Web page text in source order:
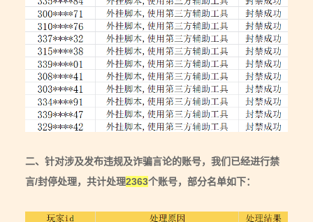
二、针对涉及发布违规及诈骗言论的账号，我们已经进行禁
言/封停处理，共计处理2363个账号，部分名单如下：